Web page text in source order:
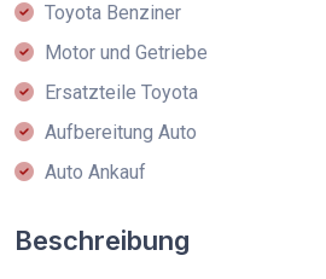
Toyota Benziner
Motor und Getriebe
Ersatzteile Toyota
Aufbereitung Auto
Auto Ankauf
Beschreibung